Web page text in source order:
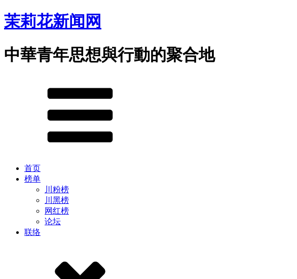
茉莉花新闻网
中華青年思想與行動的聚合地
首页
榜单
川粉榜
川黑榜
网红榜
论坛
联络